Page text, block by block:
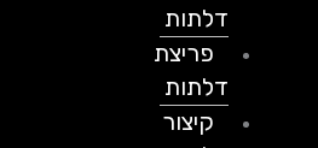
דלתות
פריצת
דלתות
קיצור